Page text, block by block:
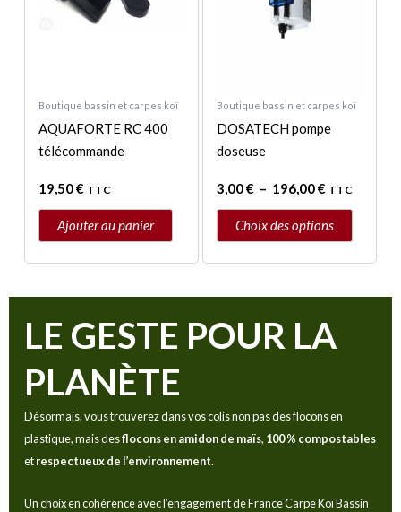
Boutique bassin et carpes koï
AQUAFORTE RC 400
télécommande
19,50€ TTC
Ajouter au panier
Boutique bassin et carpes koï
DOSATECH pompe
doseuse
3,00€ – 196,00€ TTC
Choix des options
sur
la
page
produit
LE GESTE POUR LA
PLANÈTE
Désormais, vous trouverez dans vos colis non pas des flocons en
plastique, mais desflocons en amidon de maïs, 100 % compostables
etrespectueux de l’environnement.
Un choix en cohérence avec l’engagement de France Carpe Koï Bassin